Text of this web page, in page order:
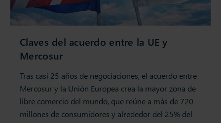
Claves del acuerdo entre la UE y
Mercosur
Tras casi 25 años de negociaciones, el acuerdo entre
Mercosur y la Unión Europea crea la mayor zona de
libre comercio del mundo, que reúne a más de 720
millones de consumidores y alrededor del 25% del